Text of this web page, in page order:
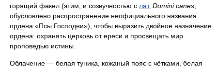
горящий факел (этим, и созвучностью с лат. Domini canes
обусловлено распространение неофициального названия
ордена «Псы Господни»), чтобы выразить двойное назначение
ордена: охранять церковь от ереси и просвещать мир
проповедью истины.
Облачение — белая туника, кожаный пояс с чётками, белая